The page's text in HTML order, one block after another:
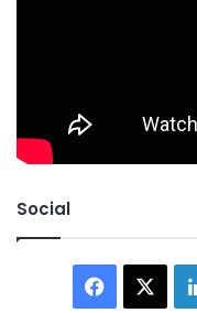
Social
Facebook